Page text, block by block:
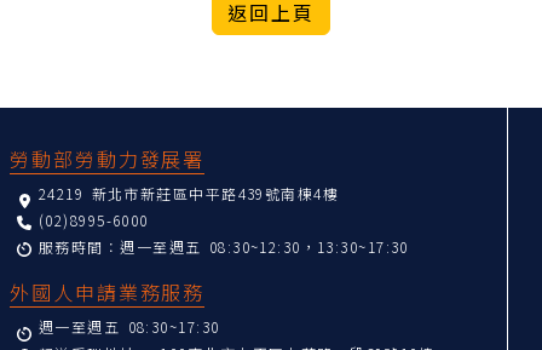
勞動部勞動力發展署
24219 新北市新莊區中平路439號南棟4樓
(02)8995-6000
服務時間：週一至週五 08:30~12:30，13:30~17:30
外國人申請業務服務
週一至週五 08:30~17:30